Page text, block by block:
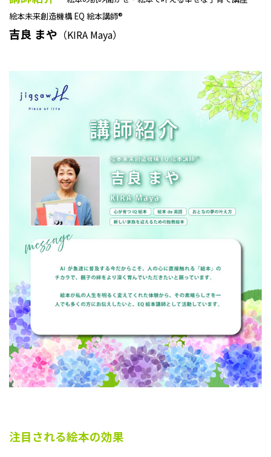
絵本未来創造機構 EQ 絵本講師®
吉良 まや （KIRA Maya）
注目される絵本の効果